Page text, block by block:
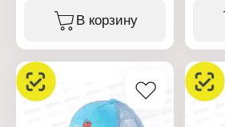
Характеристики:
Бренд: Rossini
Возраст: детская
Крой: 5-ти клинка
Декор: "Ми-24"
Размер: 54
Цвет: в ассортименте
В корзину
Крой: